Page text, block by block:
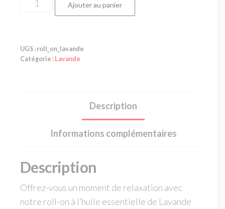
Ajouter au panier
UGS : roll_on_lavande
Catégorie : Lavande
Description
Informations complémentaires
Description
Offrez-vous un moment de relaxation avec
notre roll-on à l’huile essentielle de Lavande